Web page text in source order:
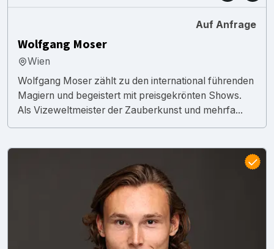
Auf Anfrage
Wolfgang Moser
Wien
Wolfgang Moser zählt zu den international führenden
Magiern und begeistert mit preisgekrönten Shows.
Als Vizeweltmeister der Zauberkunst und mehrfa...